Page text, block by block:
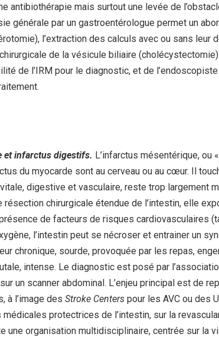
antibiothérapie mais surtout une levée de
générale par un gastroentérologue permet un
l’extraction des calculs avec ou sans
de la vésicule biliaire
de l’IRM pour le diagnostic, et de
et infarctus digestifs. L’infarctus mésentérique, ou
du myocarde sont au cerveau ou au cœur. Il
digestive et vasculaire, reste trop largement
résection chirurgicale étendue de l’intestin, elle
de facteurs de risques cardiovasculaires
l’intestin peut se nécroser et entrainer un
chronique, sourde, provoquée par les repas,
intense. Le diagnostic est posé par
un scanner abdominal. L’enjeu principal est de
à l’image desStroke Centers pour les AVC ou des
médicales protectrices de l’intestin, sur la
une organisation multidisciplinaire, centrée sur la